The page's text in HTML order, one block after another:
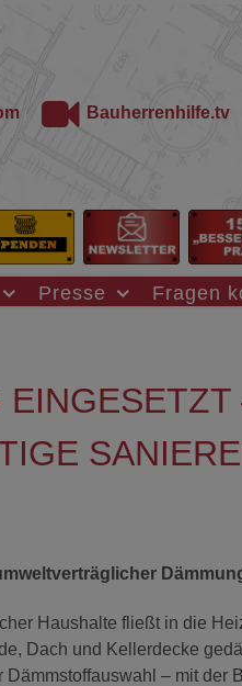
Bauherrenhilfe.tv
Presse Fragen
Haushalte fließt in die
Dach und Kellerdecke
Dämmstoffauswahl – mit der